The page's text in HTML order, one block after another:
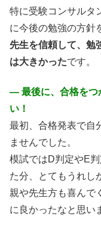
特に受験コンサルタ
に今後の勉強の方針
先生を信頼して、勉
は大きかったです。
― 最後に、合格をつ
い！
最初、合格発表で自
ませんでした。
模試ではD判定やE
た分、とてもうれし
親や先生方も喜んで
に良かったなと思い